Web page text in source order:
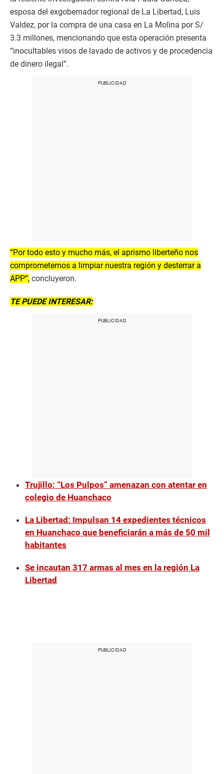
esposa del exgobernador regional de La Libertad, Luis
Valdez, por la compra de una casa en La Molina por S/
3.3 millones, mencionando que esta operación presenta
“inocultables visos de lavado de activos y de procedencia
de dinero ilegal”.
“Por todo esto y mucho más, el aprismo liberteño nos
comprometemos a limpiar nuestra región y desterrar a
APP”, concluyeron.
TE PUEDE INTERESAR:
Trujillo: “Los Pulpos” amenazan con atentar en
colegio de Huanchaco
La Libertad: Impulsan 14 expedientes técnicos
en Huanchaco que beneficiarán a más de 50 mil
habitantes
Se incautan 317 armas al mes en la región La
Libertad